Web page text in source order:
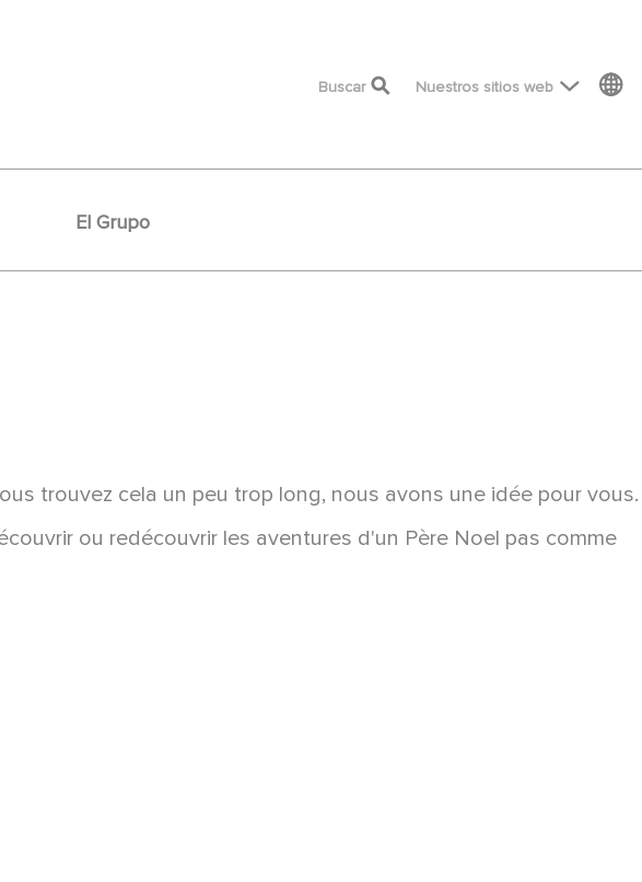
top menu
Buscar Nuestros sitios web
El Grupo
trouvez cela un peu trop long, nous avons une idée pour vous.
ou redécouvrir les aventures d'un Père Noel pas comme